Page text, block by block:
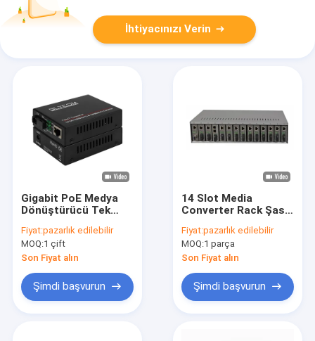
İhtiyacınızı Verin
Gigabit PoE Medya
Dönüştürücü Tek
1310/1550nm DC48V
Yönetilmeyen
Fiyat:pazarlık edilebilir
MOQ:1 çift
Son Fiyat alın
Şimdi başvurun
14 Slot Media
Converter Rack Şasi
AC220V Fiber Media
Converters için
Fiyat:pazarlık edilebilir
MOQ:1 parça
Son Fiyat alın
Şimdi başvurun